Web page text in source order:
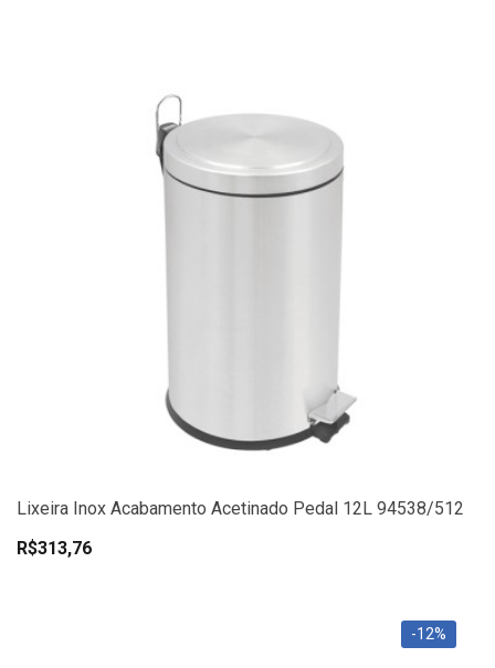
Lixeira Inox Acabamento Acetinado Pedal 12L 94538/512
R$313,76
-12%